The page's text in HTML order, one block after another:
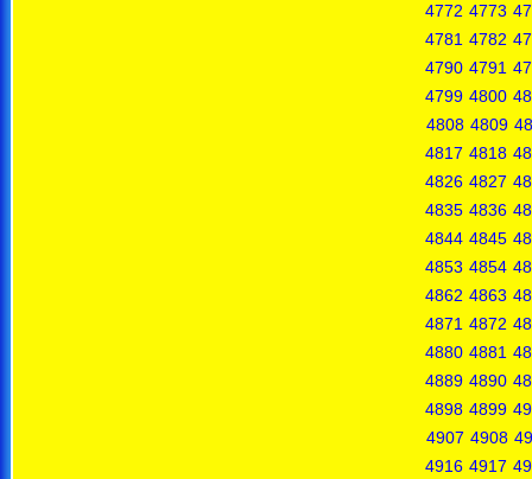
4772 4773
4781 4782
4790 4791
4799 4800
4808 4809
4817 4818
4826 4827
4835 4836
4844 4845
4853 4854
4862 4863
4871 4872
4880 4881
4889 4890
4898 4899
4907 4908
4916 4917